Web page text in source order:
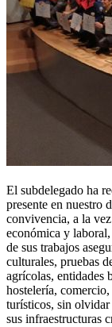
El subdelegado ha
presente en nuestro
convivencia, a la
económica y
de sus trabajos
culturales, pruebas
agrícolas, entidades
hostelería,
turísticos, sin olvidar
sus infraestructuras